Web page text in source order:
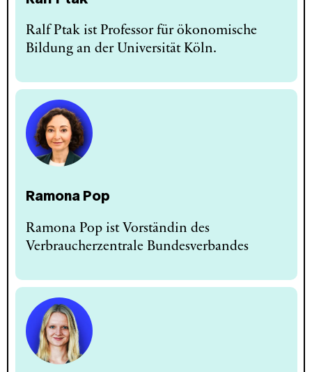
Ralf Ptak ist Professor für ökonomische
Bildung an der Universität Köln.
Ramona Pop
Ramona Pop ist Vorständin des
Verbraucherzentrale Bundesverbandes